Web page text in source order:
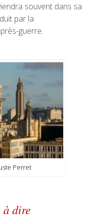
souvent dans sa
par la
guerre.
Perret
à dire